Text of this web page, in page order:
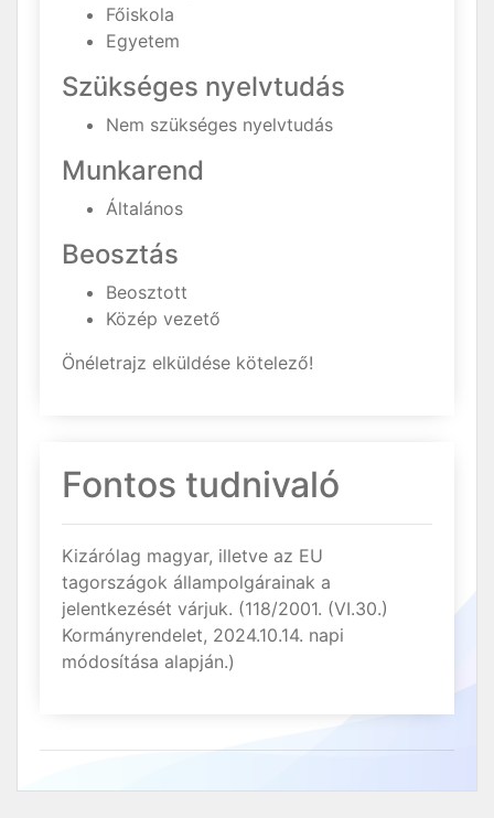
Főiskola
Egyetem
Szükséges nyelvtudás
Nem szükséges nyelvtudás
Munkarend
Általános
Beosztás
Beosztott
Közép vezető
Önéletrajz elküldése kötelező!
Fontos tudnivaló
Kizárólag magyar, illetve az EU
tagországok állampolgárainak a
jelentkezését várjuk. (118/2001. (VI.30.)
Kormányrendelet, 2024.10.14. napi
módosítása alapján.)